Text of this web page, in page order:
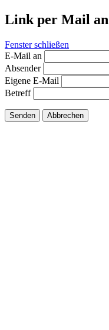
Link per Mail an
Fenster schließen
E-Mail an
Absender
Eigene E-Mail
Betreff
Senden Abbrechen